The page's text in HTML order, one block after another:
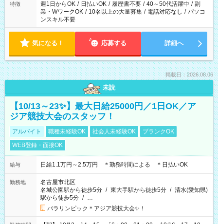
特徴 週1日からOK / 日払いOK / 履歴書不要 / 40～50代活躍中 / 副
業・WワークOK / 10名以上の大量募集 / 電話対応なし / パソコ
ンスキル不要
気になる！ 応募する 詳細へ
掲載日：2026.08.06
未読
【10/13～23✨】最大日給25000円／1日OK／ア
ジア競技大会のスタッフ！
アルバイト 職種未経験OK 社会人未経験OK
ブランクOK
WEB登録・面接OK
給与 日給1.1万円～2.5万円 ＊勤務時間による ＊日払いOK
勤務地
名古屋市北区
名城公園駅から徒歩5分 / 東大手駅から徒歩5分 / 清水(愛知県)
駅から徒歩5分 / …
パラリンピック＊アジア競技大会✨！